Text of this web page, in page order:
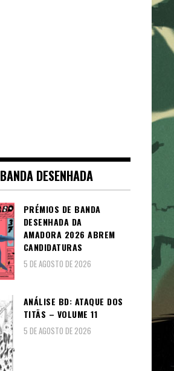
BANDA DESENHADA
PRÉMIOS DE BANDA
DESENHADA DA
AMADORA 2026 ABREM
CANDIDATURAS
5 DE AGOSTO DE 2026
ANÁLISE BD: ATAQUE DOS
TITÃS – VOLUME 11
5 DE AGOSTO DE 2026